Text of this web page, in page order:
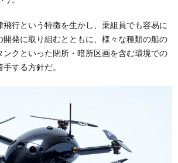
行という特徴を生かし、乗組員でも容易に
開発に取り組むとともに、様々な種類の船の
ンクといった閉所・暗所区画を含む環境での
する方針だ。